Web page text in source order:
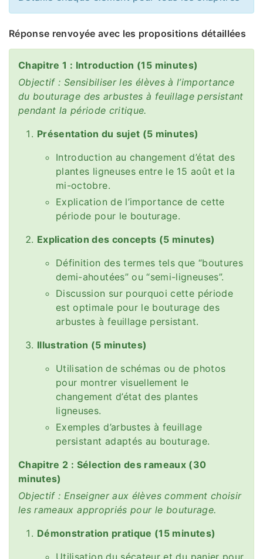
Réponse renvoyée avec les propositions détaillées
Chapitre 1 : Introduction (15 minutes)
Objectif : Sensibiliser les élèves à l’importance
du bouturage des arbustes à feuillage persistant
pendant la période critique.
Présentation du sujet (5 minutes)
Introduction au changement d’état des
plantes ligneuses entre le 15 août et la
mi-octobre.
Explication de l’importance de cette
période pour le bouturage.
Explication des concepts (5 minutes)
Définition des termes tels que “boutures
demi-ahoutées” ou “semi-ligneuses”.
Discussion sur pourquoi cette période
est optimale pour le bouturage des
arbustes à feuillage persistant.
Illustration (5 minutes)
Utilisation de schémas ou de photos
pour montrer visuellement le
changement d’état des plantes
ligneuses.
Exemples d’arbustes à feuillage
persistant adaptés au bouturage.
Chapitre 2 : Sélection des rameaux (30
minutes)
Objectif : Enseigner aux élèves comment choisir
les rameaux appropriés pour le bouturage.
Démonstration pratique (15 minutes)
Utilisation du sécateur et du panier pour